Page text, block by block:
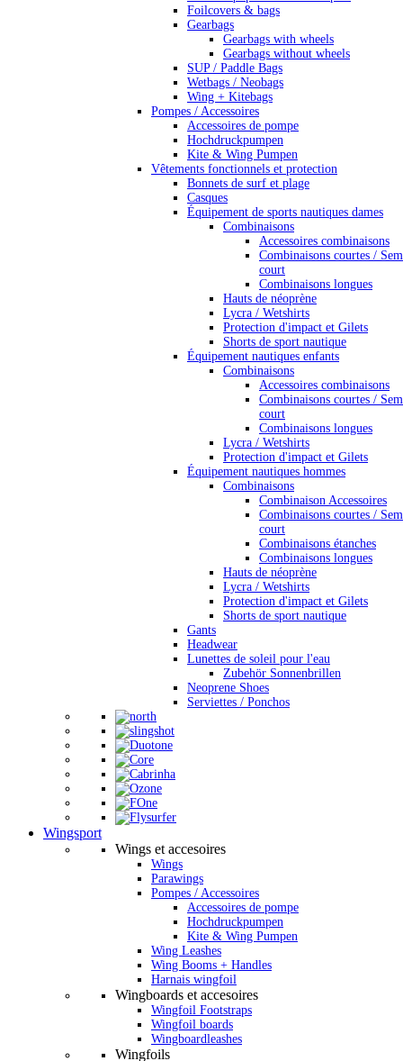
Foilcovers & bags
Gearbags
Gearbags with wheels
Gearbags without wheels
SUP / Paddle Bags
Wetbags / Neobags
Wing + Kitebags
Pompes / Accessoires
Accessoires de pompe
Hochdruckpumpen
Kite & Wing Pumpen
Vêtements fonctionnels et protection
Bonnets de surf et plage
Casques
Équipement de sports nautiques dames
Combinaisons
Accessoires combinaisons
Combinaisons courtes /
court
Combinaisons longues
Hauts de néoprène
Lycra / Wetshirts
Protection d'impact et Gilets
Shorts de sport nautique
Équipement nautiques enfants
Combinaisons
Accessoires combinaisons
Combinaisons courtes /
court
Combinaisons longues
Lycra / Wetshirts
Protection d'impact et Gilets
Équipement nautiques hommes
Combinaisons
Combinaison Accessoires
Combinaisons courtes /
court
Combinaisons étanches
Combinaisons longues
Hauts de néoprène
Lycra / Wetshirts
Protection d'impact et Gilets
Shorts de sport nautique
Gants
Headwear
Lunettes de soleil pour l'eau
Zubehör Sonnenbrillen
Neoprene Shoes
Serviettes / Ponchos
Wingsport
Wings et accesoires
Wings
Parawings
Pompes / Accessoires
Accessoires de pompe
Hochdruckpumpen
Kite & Wing Pumpen
Wing Leashes
Wing Booms + Handles
Harnais wingfoil
Wingboards et accesoires
Wingfoil Footstraps
Wingfoil boards
Wingboardleashes
Wingfoils